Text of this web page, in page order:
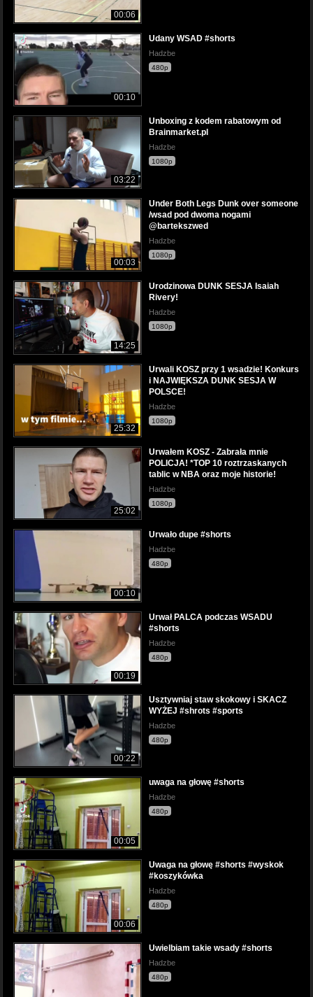
00:06
00:10
Udany WSAD #shorts
Hadzbe
480p
03:22
Unboxing z kodem rabatowym od
Brainmarket.pl
Hadzbe
1080p
00:03
Under Both Legs Dunk over someone
/wsad pod dwoma nogami
@bartekszwed
Hadzbe
1080p
14:25
Urodzinowa DUNK SESJA Isaiah
Rivery!
Hadzbe
1080p
25:32
Urwali KOSZ przy 1 wsadzie! Konkurs
i NAJWIĘKSZA DUNK SESJA W
POLSCE!
Hadzbe
1080p
25:02
Urwałem KOSZ - Zabrała mnie
POLICJA! *TOP 10 roztrzaskanych
tablic w NBA oraz moje historie!
Hadzbe
1080p
00:10
Urwało dupe #shorts
Hadzbe
480p
00:19
Urwał PALCA podczas WSADU
#shorts
Hadzbe
480p
00:22
Usztywniaj staw skokowy i SKACZ
WYŻEJ #shrots #sports
Hadzbe
480p
00:05
uwaga na głowę #shorts
Hadzbe
480p
00:06
Uwaga na głowę #shorts #wyskok
#koszykówka
Hadzbe
480p
Uwielbiam takie wsady #shorts
Hadzbe
480p